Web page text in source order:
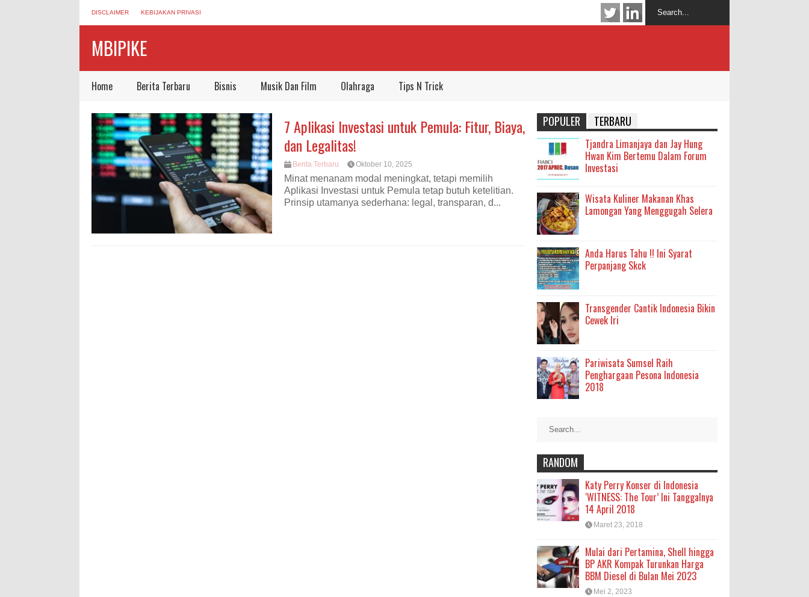
DISCLAIMER KEBIJAKAN PRIVASI
MBIPIKE
Home Berita Terbaru Bisnis Musik Dan Film Olahraga Tips N Trick
7 Aplikasi Investasi untuk Pemula: Fitur, Biaya,
dan Legalitas!
Berita Terbaru Oktober 10, 2025
Minat menanam modal meningkat, tetapi memilih
Aplikasi Investasi untuk Pemula tetap butuh ketelitian.
Prinsip utamanya sederhana: legal, transparan, d...
POPULER TERBARU
Tjandra Limanjaya dan Jay Hung
Hwan Kim Bertemu Dalam Forum
Investasi
Wisata Kuliner Makanan Khas
Lamongan Yang Menggugah Selera
Anda Harus Tahu !! Ini Syarat
Perpanjang Skck
Transgender Cantik Indonesia Bikin
Cewek Iri
Pariwisata Sumsel Raih
Penghargaan Pesona Indonesia
2018
RANDOM
Katy Perry Konser di Indonesia
‘WITNESS: The Tour’ Ini Tanggalnya
14 April 2018
Maret 23, 2018
Mulai dari Pertamina, Shell hingga
BP AKR Kompak Turunkan Harga
BBM Diesel di Bulan Mei 2023
Mei 2, 2023